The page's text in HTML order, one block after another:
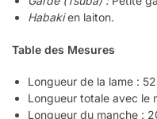
Habakien laiton.
Table des Mesures
Longueur de la lame :
Longueur totale avec le
Longueur du manche :